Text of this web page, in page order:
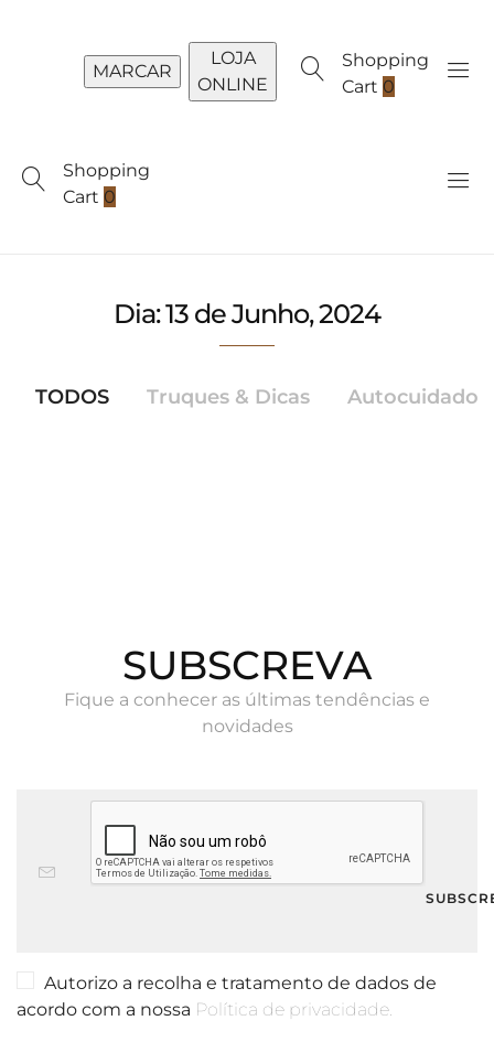
MARCAR
LOJA
ONLINE
Shopping
Cart 0
Shopping
Cart 0
Dia:13 de Junho, 2024
TODOS Truques & Dicas Autocuidado
SUBSCREVA
Fique a conhecer as últimas tendências e
novidades
Autorizo a recolha e tratamento de dados de
acordo com a nossa Política de privacidade.